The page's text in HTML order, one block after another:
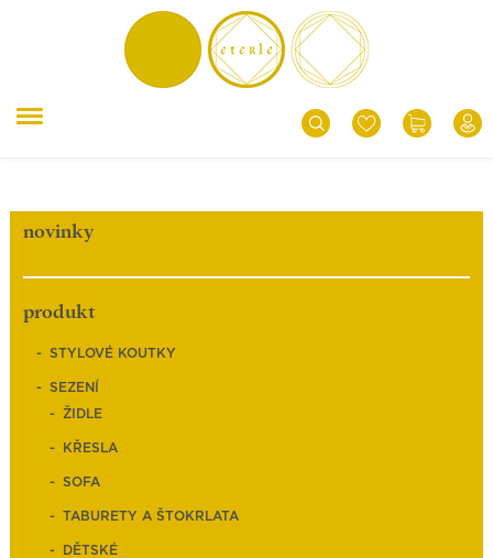
novinky
produkt
STYLOVÉ KOUTKY
SEZENÍ
ŽIDLE
KŘESLA
SOFA
TABURETY A ŠTOKRLATA
DĚTSKÉ